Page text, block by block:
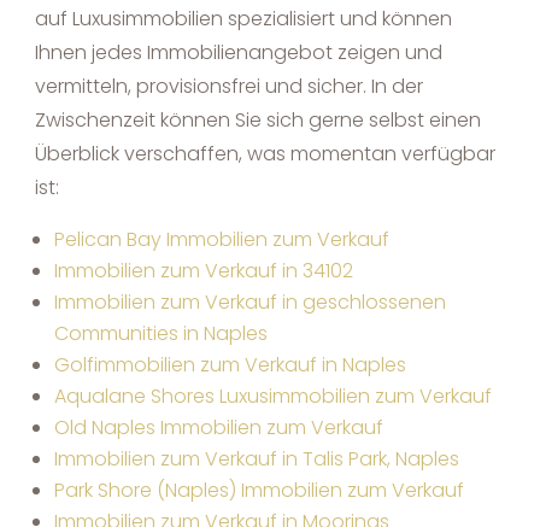
auf Luxusimmobilien spezialisiert und können
Ihnen jedes Immobilienangebot zeigen und
vermitteln, provisionsfrei und sicher. In der
Zwischenzeit können Sie sich gerne selbst einen
Überblick verschaffen, was momentan verfügbar
ist:
Pelican Bay Immobilien zum Verkauf
Immobilien zum Verkauf in 34102
Immobilien zum Verkauf in geschlossenen
Communities in Naples
Golfimmobilien zum Verkauf in Naples
Aqualane Shores Luxusimmobilien zum Verkauf
Old Naples Immobilien zum Verkauf
Immobilien zum Verkauf in Talis Park, Naples
Park Shore (Naples) Immobilien zum Verkauf
Immobilien zum Verkauf in Moorings